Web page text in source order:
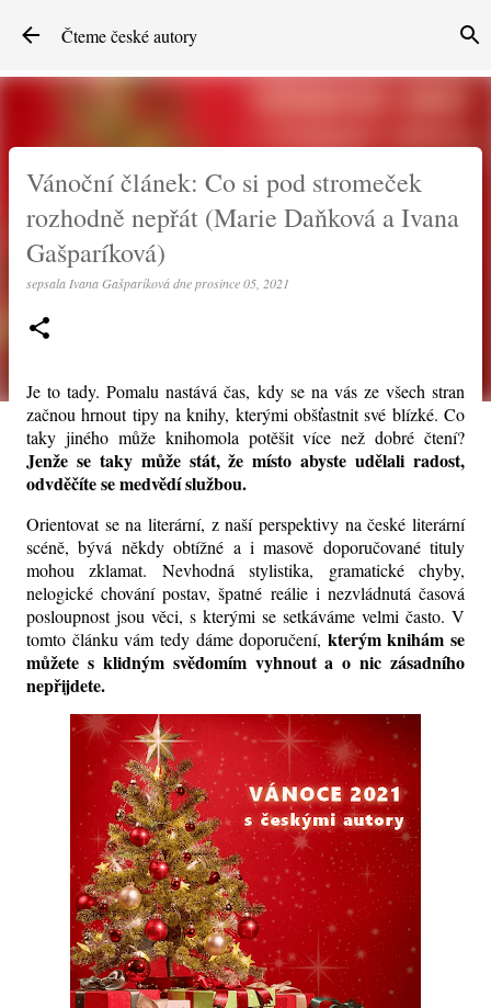
Přeskočit na hlavní obsah
Čteme české autory
Vánoční článek: Co si pod stromeček
rozhodně nepřát (Marie Daňková a Ivana
Gašparíková)
sepsala Ivana Gašparíkovádneprosince 05, 2021
Je to tady. Pomalu nastává čas, kdy se na vás ze všech stran
začnou hrnout tipy na knihy, kterými obšťastnit své blízké. Co
taky jiného může knihomola potěšit více než dobré čtení?
Jenže se taky může stát, že místo abyste udělali radost,
odvděčíte se medvědí službou.
Orientovat se na literární, z naší perspektivy na české literární
scéně, bývá někdy obtížné a i masově doporučované tituly
mohou zklamat. Nevhodná stylistika, gramatické chyby,
nelogické chování postav, špatné reálie i nezvládnutá časová
posloupnost jsou věci, s kterými se setkáváme velmi často. V
tomto článku vám tedy dáme doporučení, kterým knihám se
můžete s klidným svědomím vyhnout a o nic zásadního
nepřijdete.